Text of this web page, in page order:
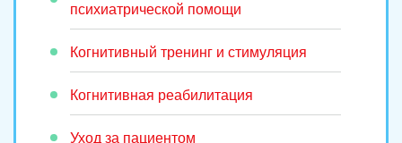
психиатрической помощи
Когнитивный тренинг и стимуляция
Когнитивная реабилитация
Уход за пациентом